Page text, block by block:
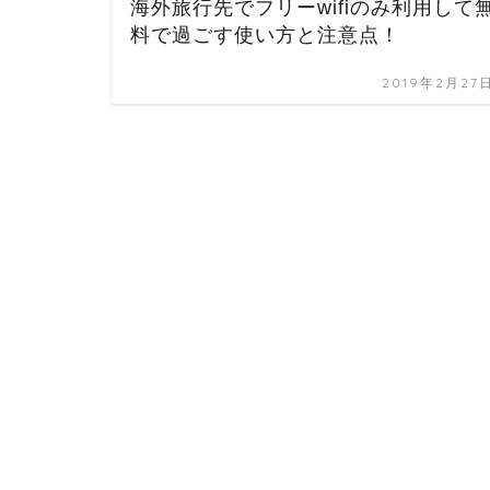
海外旅行先でフリーwifiのみ利用して
料で過ごす使い方と注意点！
2019年2月27